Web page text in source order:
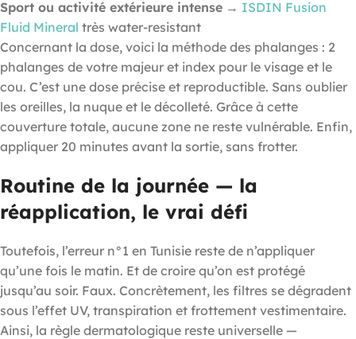
Sport ou activité extérieure intense → ISDIN Fusion
Fluid Mineral très water-resistant
Concernant la dose, voici la méthode des phalanges : 2
phalanges de votre majeur et index pour le visage et le
cou. C’est une dose précise et reproductible. Sans oublier
les oreilles, la nuque et le décolleté. Grâce à cette
couverture totale, aucune zone ne reste vulnérable. Enfin,
appliquer 20 minutes avant la sortie, sans frotter.
Routine de la journée — la
réapplication, le vrai défi
Toutefois, l’erreur n°1 en Tunisie reste de n’appliquer
qu’une fois le matin. Et de croire qu’on est protégé
jusqu’au soir. Faux. Concrètement, les filtres se dégradent
sous l’effet UV, transpiration et frottement vestimentaire.
Ainsi, la règle dermatologique reste universelle —